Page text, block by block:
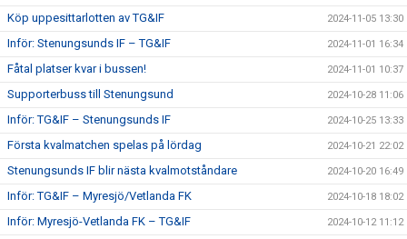
Köp uppesittarlotten av TG&IF 2024-11-05 13:30
Inför: Stenungsunds IF – TG&IF 2024-11-01 16:34
Fåtal platser kvar i bussen! 2024-11-01 10:37
Supporterbuss till Stenungsund 2024-10-28 11:06
Inför: TG&IF – Stenungsunds IF 2024-10-25 13:33
Första kvalmatchen spelas på lördag 2024-10-21 22:02
Stenungsunds IF blir nästa kvalmotståndare 2024-10-20 16:49
Inför: TG&IF – Myresjö/Vetlanda FK 2024-10-18 18:02
Inför: Myresjö-Vetlanda FK – TG&IF 2024-10-12 11:12